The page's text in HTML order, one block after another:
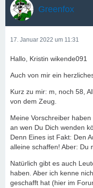
Greenfox
17. Januar 2022 um 11:31
Hallo, Kristin wikende091
Auch von mir ein
Kurz zu mir: m, noch 58,
von dem Zeug.
Meine Vorschreiber
an wen Du Dich wenden
Denn Eines ist Fakt: Den
alleine schaffen! Aber: Du
Natürlich gibt es auch
haben. Aber ich kenne
geschafft hat (hier im